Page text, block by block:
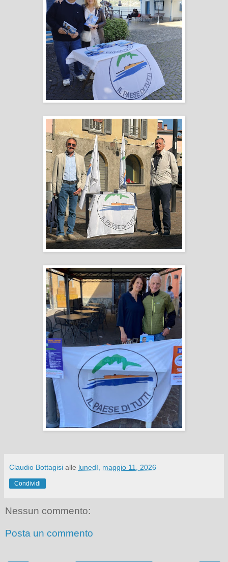
Claudio Bottagisi alle lunedì, maggio 11, 2026
Condividi
Nessun commento:
Posta un commento